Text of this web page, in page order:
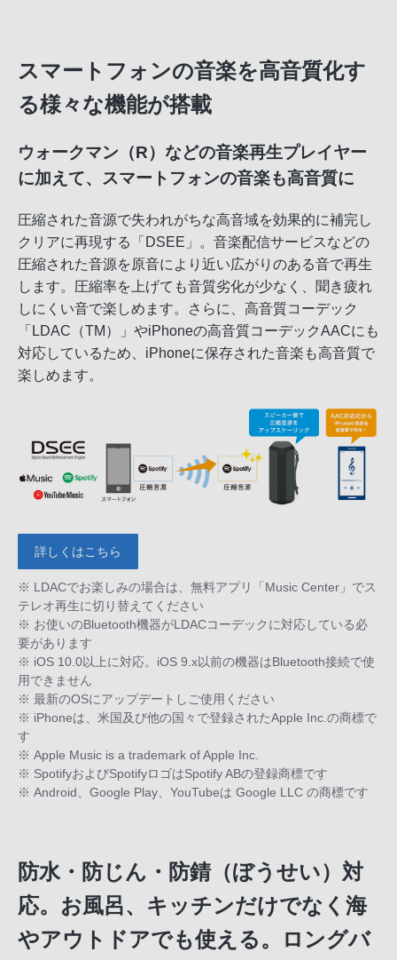
スマートフォンの音楽を高音質化す
る様々な機能が搭載
ウォークマン（R）などの音楽再生プレイヤー
に加えて、スマートフォンの音楽も高音質に
圧縮された音源で失われがちな高音域を効果的に補完し
クリアに再現する「DSEE」。音楽配信サービスなどの
圧縮された音源を原音により近い広がりのある音で再生
します。圧縮率を上げても音質劣化が少なく、聞き疲れ
しにくい音で楽しめます。さらに、高音質コーデック
「LDAC（TM）」やiPhoneの高音質コーデックAACにも
対応しているため、iPhoneに保存された音楽も高音質で
楽しめます。
詳しくはこちら
※ LDACでお楽しみの場合は、無料アプリ「Music Center」でス
テレオ再生に切り替えてください
※ お使いのBluetooth機器がLDACコーデックに対応している必
要があります
※ iOS 10.0以上に対応。iOS 9.x以前の機器はBluetooth接続で使
用できません
※ 最新のOSにアップデートしご使用ください
※ iPhoneは、米国及び他の国々で登録されたApple Inc.の商標で
す
※ Apple Music is a trademark of Apple Inc.
※ SpotifyおよびSpotifyロゴはSpotify ABの登録商標です
※ Android、Google Play、YouTubeは Google LLC の商標です
防水・防じん・防錆（ぼうせい）対
応。お風呂、キッチンだけでなく海
やアウトドアでも使える。ロングバ